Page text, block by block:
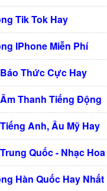
Tik Tok Hay
IPhone Miễn Phí
Thức Cực Hay
Thanh Tiếng Động
Anh, Âu Mỹ Hay
Quốc - Nhạc Hoa
Hàn Quốc Hay Nhất